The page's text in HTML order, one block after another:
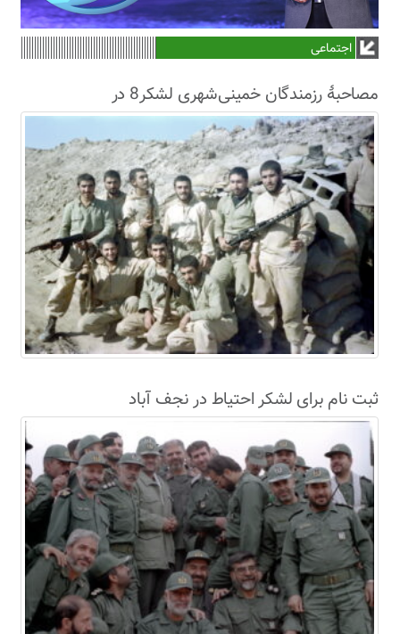
اجتماعی
مصاحبۀ رزمندگان خمینی‌شهری لشکر8 در
سال63+فیلم
ثبت نام برای لشکر احتیاط در نجف آباد